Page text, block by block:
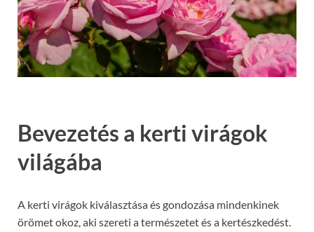
Bevezetés a kerti virágok
világába
A kerti virágok kiválasztása és gondozása mindenkinek
örömet okoz, aki szereti a természetet és a kertészkedést.